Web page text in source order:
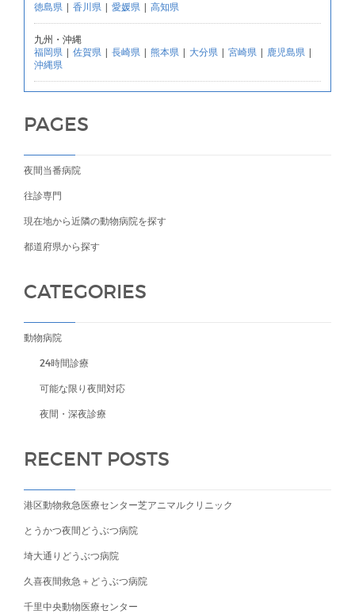
徳島県 | 香川県 | 愛媛県 | 高知県
九州・沖縄
福岡県 | 佐賀県 | 長崎県 | 熊本県 | 大分県 | 宮崎県 | 鹿児島県 |
沖縄県
PAGES
夜間当番病院
往診専門
現在地から近隣の動物病院を探す
都道府県から探す
CATEGORIES
動物病院
24時間診療
可能な限り夜間対応
夜間・深夜診療
RECENT POSTS
港区動物救急医療センター芝アニマルクリニック
とうかつ夜間どうぶつ病院
埼大通りどうぶつ病院
久喜夜間救急＋どうぶつ病院
千里中央動物医療センター